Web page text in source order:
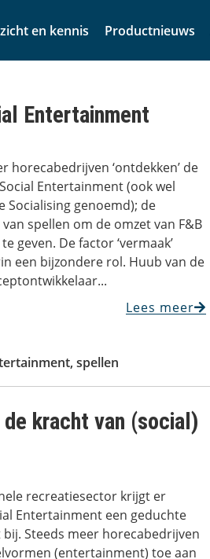
en kennis Productnieuws
Entertainment
horecabedrijven ‘ontdekken’ de
Entertainment (ook wel
Socialising genoemd); de
spellen om de omzet van F&B
geven. De factor ‘vermaak’
een bijzondere rol. Huub van de
Lees meer
, spellen
kracht van (social)
recreatiesector krijgt er
Entertainment een geduchte
Steeds meer horecabedrijven
(entertainment) toe aan